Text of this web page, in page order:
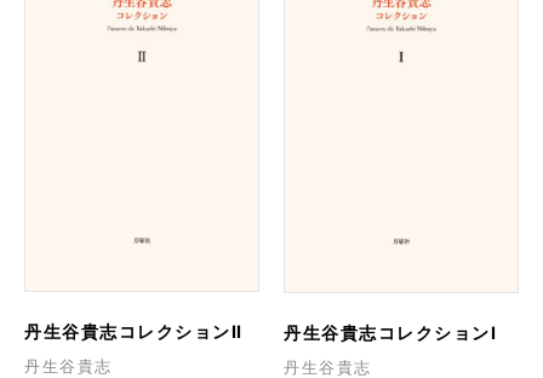
丹生谷貴志コレクションⅡ
丹生谷貴志
丹生谷貴志コレクションI
丹生谷貴志